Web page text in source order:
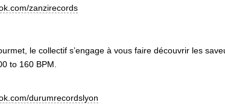
zanzirecords
le collectif s’engage à vous faire découvrir les
to 160 BPM.
durumrecordslyon